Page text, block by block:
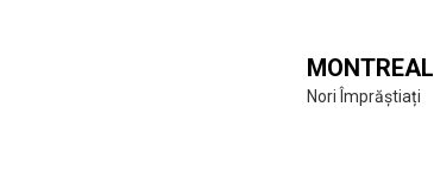
MONTREAL
Nori Împrăștiați